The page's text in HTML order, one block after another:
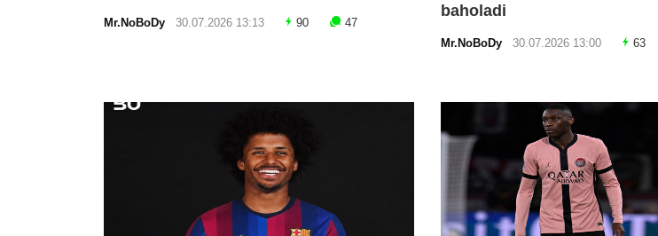
Mr.NoBoDy 30.07.2026 13:13 90 47
baholadi
Mr.NoBoDy 30.07.2026 13:00 63